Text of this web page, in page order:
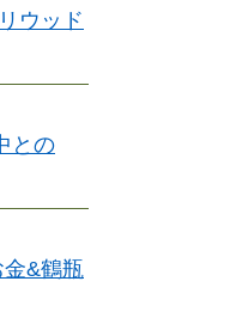
ウッド
との
&鶴瓶